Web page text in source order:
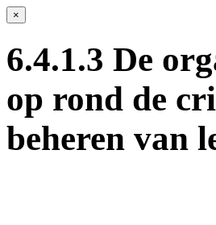
×
6.4.1.3 De
op rond de
beheren van